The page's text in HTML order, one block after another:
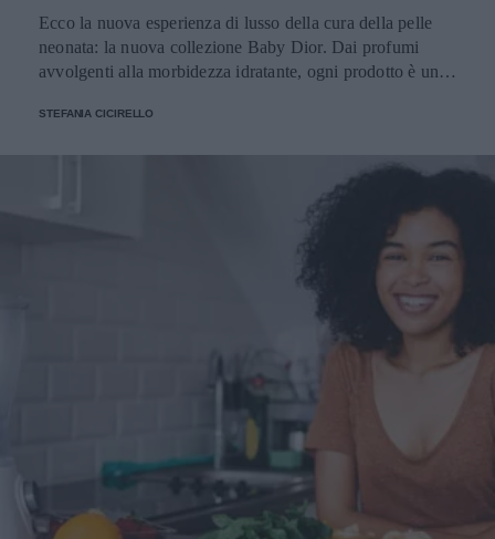
Ecco la nuova esperienza di lusso della cura della pelle
neonata: la nuova collezione Baby Dior. Dai profumi
avvolgenti alla morbidezza idratante, ogni prodotto è una
STEFANIA CICIRELLO